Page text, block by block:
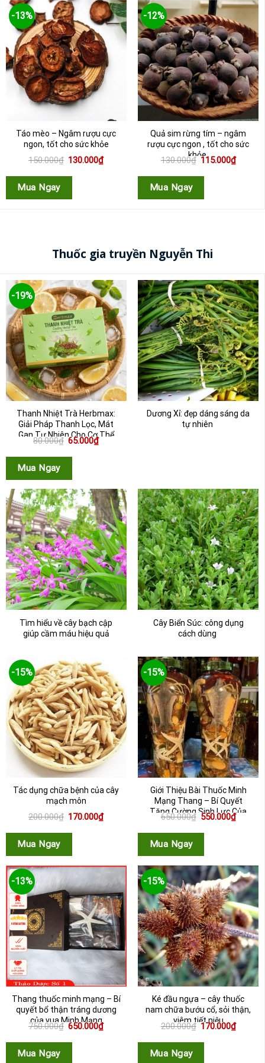
-13%
Táo mèo – Ngâm rượu cực
ngon, tốt cho sức khỏe
150.000₫ Giá
là:
130.000₫Giá
hiện
Mua Ngay
-12%
Quả sim rừng tím – ngâm
rượu cực ngon , tốt cho sức
khỏe
130.000₫ Giá
là:
115.000₫Giá
hiện
Mua Ngay
Thuốc gia truyền Nguyễn Thi
-19%
Thanh Nhiệt Trà Herbmax:
Giải Pháp Thanh Lọc, Mát
Gan Tự Nhiên Cho Cơ Thể
80.000₫ Giá
gốc
là:
65.000₫Giá
hiện
Mua Ngay
Dương Xỉ: đẹp dáng sáng da
tự nhiên
Tìm hiểu về cây bạch cập
giúp cầm máu hiệu quả
Cây Biển Súc: công dụng
cách dùng
-15%
Tác dụng chữa bệnh của cây
mạch môn
200.000₫ Giá
là:
170.000₫Giá
hiện
Mua Ngay
-15%
Giới Thiệu Bài Thuốc Minh
Mạng Thang – Bí Quyết
Tăng Cường Sinh Lực Của
Vua Mi...
650.000₫ Giá
là:
550.000₫Giá
hiện
Mua Ngay
-13%
Thang thuốc minh mạng – Bí
quyết bổ thận tráng dương
của vua Minh Mạng
750.000₫ Giá
gốc
là:
650.000₫Giá
hiện
Mua Ngay
-15%
Ké đầu ngựa – cây thuốc
nam chữa bướu cổ, sỏi thận,
viêm tiết niệu
200.000₫ Giá
gốc
là:
170.000₫Giá
hiện
Mua Ngay